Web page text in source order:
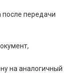
после передачи
на аналогичный